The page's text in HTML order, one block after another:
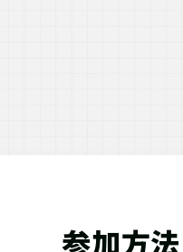
参加方法